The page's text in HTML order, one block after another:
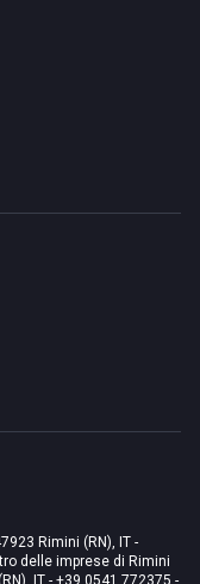
Rimini (RN), IT -
delle imprese di Rimini
IT - +39 0541 772375 -